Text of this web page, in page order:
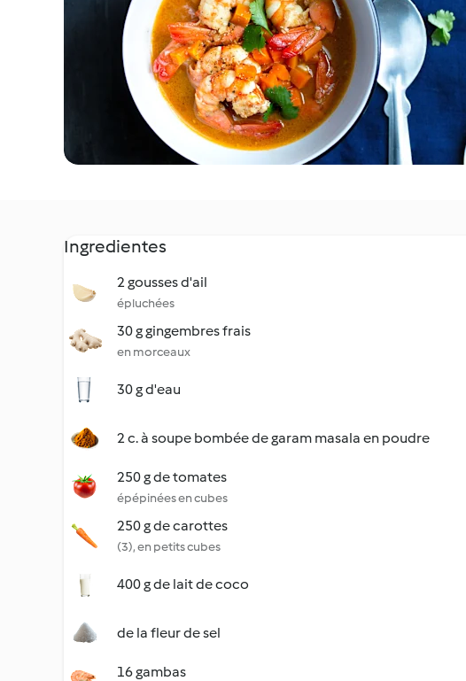
Ingredientes
2 gousses d'ail
épluchées
30 g gingembres frais
en morceaux
30 g d'eau
2 c. à soupe bombée de garam masala en poudre
250 g de tomates
épépinées en cubes
250 g de carottes
(3), en petits cubes
400 g de lait de coco
de la fleur de sel
16 gambas